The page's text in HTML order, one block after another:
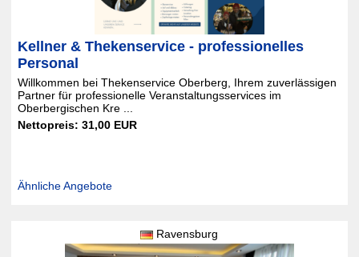
Kellner & Thekenservice - professionelles
Personal
Willkommen bei Thekenservice Oberberg, Ihrem zuverlässigen
Partner für professionelle Veranstaltungsservices im
Oberbergischen Kre ...
Nettopreis: 31,00 EUR
Ähnliche Angebote
Ravensburg